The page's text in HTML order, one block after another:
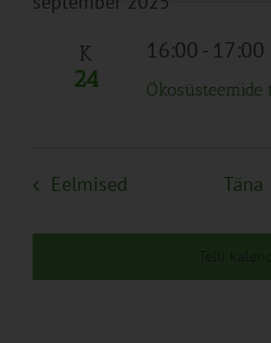
kuupäev.
K
24
16:00- 17:00
Eelmised SündmusedTäna